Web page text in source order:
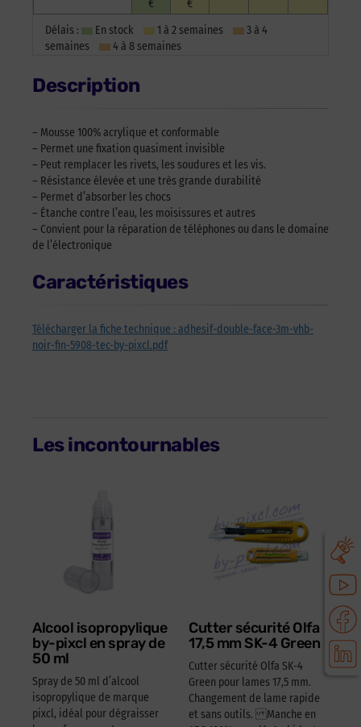
€
€
Délais : En stock 1 à 2 semaines
3 à 4
semaines
4 à 8 semaines
Description
– Mousse 100% acrylique et conformable
– Permet une fixation quasiment invisible
– Peut remplacer les rivets, les soudures et les vis.
– Résistance élevée et une très grande durabilité
– Permet d’absorber les chocs
– Étanche contre l’eau, les moisissures et autres
– Convient pour la réparation de téléphones ou dans le domaine
de l’électronique
Caractéristiques
Télécharger la fiche technique : adhesif-double-face-3m-vhb-
noir-fin-5908-tec-by-pixcl.pdf
Les incontournables
Alcool isopropylique
by-pixcl en spray de
50 ml
Spray de 50 ml d’alcool
isopropylique de marque
pixcl, idéal pour dégraisser
Cutter sécurité Olfa
17,5 mm SK-4 Green
Cutter sécurité Olfa SK-4
Green pour lames 17,5 mm.
Changement de lame rapide
et sans outils. Manche en